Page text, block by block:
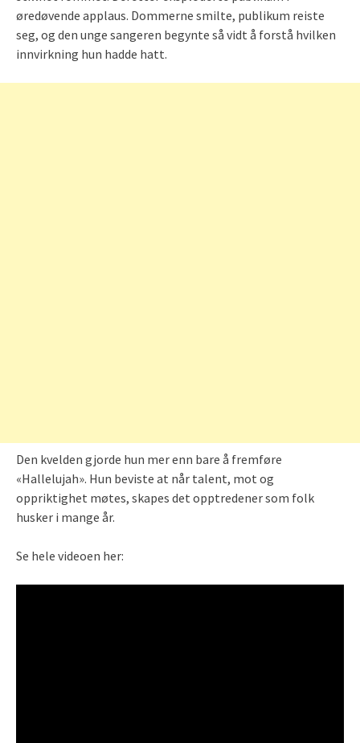
øredøvende applaus. Dommerne smilte, publikum reiste
seg, og den unge sangeren begynte så vidt å forstå hvilken
innvirkning hun hadde hatt.
Den kvelden gjorde hun mer enn bare å fremføre
«Hallelujah». Hun beviste at når talent, mot og
oppriktighet møtes, skapes det opptredener som folk
husker i mange år.
Se hele videoen her: